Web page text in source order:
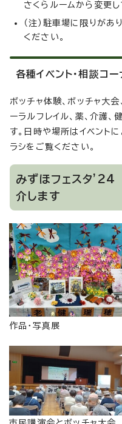
さくらルームから変更し
（注）駐車場に限りが
ください。
各種イベント・相談コー
ボッチャ体験、ボッチャ大会
ーラルフレイル、薬、介護
す。日時や場所はイベント
ラシをご覧ください。
みずほフェスタ'24
介します
作品・写真展